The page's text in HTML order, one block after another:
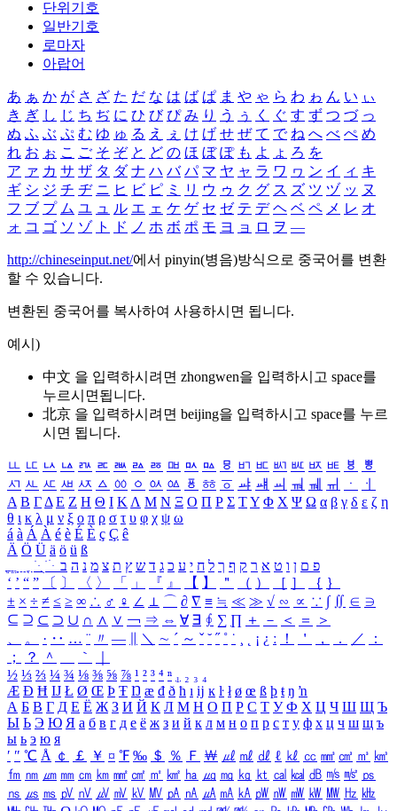
단위기호
일반기호
로마자
아랍어
あ ぁ か が さ ざ た だ な は ば ぱ ま や ゃ ら わ ゎ ん い ぃ
き ぎ し じ ち ぢ に ひ び ぴ み り う ぅ く ぐ す ず つ づ っ
ぬ ふ ぶ ぷ む ゆ ゅ る え ぇ け げ せ ぜ て で ね へ べ ぺ め
れ お ぉ こ ご そ ぞ と ど の ほ ぼ ぽ も よ ょ ろ を
ア ァ カ サ ザ タ ダ ナ ハ バ パ マ ヤ ャ ラ ワ ヮ ン イ ィ キ
ギ シ ジ チ ヂ ニ ヒ ビ ピ ミ リ ウ ゥ ク グ ス ズ ツ ヅ ッ ヌ
フ ブ プ ム ユ ュ ル エ ェ ケ ゲ セ ゼ テ デ ヘ ベ ペ メ レ オ
ォ コ ゴ ソ ゾ ト ド ノ ホ ボ ポ モ ヨ ョ ロ ヲ ―
http://chineseinput.net/에서 pinyin(병음)방식으로 중국어를 변환
할 수 있습니다.
변환된 중국어를 복사하여 사용하시면 됩니다.
예시)
中文 을 입력하시려면 zhongwen을 입력하시고 space를
누르시면됩니다.
北京 을 입력하시려면 beijing을 입력하시고 space를 누르
시면 됩니다.
ㅥ ㅦ ㅧ ㅨ ㅩ ㅪ ㅫ ㅬ ㅭ ㅮ ㅯ ㅰ ㅱ ㅲ ㅳ ㅴ ㅵ ㅶ ㅷ ㅸ
ㅹ
ㅺ ㅻ ㅼ ㅽ ㅾ ㅿ ㆀ ㆁ ㆂ ㆃ ㆄ ㆅ ㆆ ㆇ ㆈ ㆉ ㆊ ㆋ ㆌ ㆍ
ㆎ
Α Β ΓΔ Ε Ζ Η Θ Ι ΚΛ Μ Ν Ξ Ο Π Ρ Σ ΤΥ Φ Χ Ψ Ω α β γ δ ε ζ η
θ ι κ λ μ ν ξ ο π ρ σ τ υ φ χ ψ ω
á à Á À é è É È ç Ç ê
Ä Ö Ü ä ö ü ß
ִֶֹ ֻּ ׁׂ פ ם ן ו ט א ר ק ף ך ל ח י ע כ ג ד ש ץ ת צ מ נ ה ב
‘ ’ “ ” 〔 〕 〈 〉 「 」 『 』 【 】 ＂ （ ） ［ ］ ｛ ｝
± × ÷ ≠ ≤ ≥ ∞ ∴ ♂ ♀ ∠ ⊥ ⌒ ∂ ∇ ≡ ≒ ≪ ≫ √ ∽ ∝ ∵ ∫ ∬ ∈ ∋
⊆ ⊇ ⊂ ⊃ ∪ ∩ ∧ ∨ ￢ ⇒ ⇔ ∀ ∃ ∮ ∑ ∏ ＋ － ＜ ＝
＞
、
。 · ‥ … ¨ 〃 ― ＼ ∼ ´ ～ ˇ ˘ ˝ ˚ ˙ ¸ ¡ ¿ ː ！ ＇ ， ． ／
：
；
？ ＾ ｀
½ ⅓ ⅔ ¼ ¾ ⅛ ⅜ ⅝ ⅞ ¹ ² ³ ⁴ ⁿ ₁ ₂ ₃ ₄
Æ Ð Ħ Ĳ Ł Ø Œ Þ Ŧ Ŋ æ đ ð ħ ı ĳ ĸ ŀ ł ø œ ß þ ŧ ŋ ŉ
А Б В Г Д Е Ё Ж З И Й К Л М Н О П Р С Т У Ф Х Ц Ч Ш Щ Ъ
Ы Ь Э Ю Я а б в г д е ё ж з и й к л м н о п р с т у ф х ц ч ш щ ъ
ы ь э ю я
′ ″ ℃ Å ￠ ￡ ￥ ¤ ℉ ‰ ＄ ％ Ｆ ￦ ㎕ ㎖ ㎗ ℓ ㎘ ㏄ ㎣ ㎤ ㎥ ㎦
㎙ ㎚ ㎛ ㎜ ㎝ ㎞ ㎟ ㎠ ㎡ ㎢ ㏊ ㎍ ㎎ ㎏ ㏏ ㎈ ㎉ ㏈ ㎧ ㎨ ㎰
㎱ ㎲ ㎳ ㎴ ㎵ ㎶ ㎷ ㎸ ㎹ ㎀ ㎁ ㎂ ㎃ ㎄ ㎺ ㎻ ㎽ ㎾ ㎿ ㎐ ㎑